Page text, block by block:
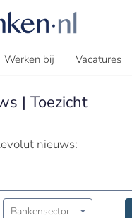
Werken bij Vacatures
| Toezicht
nieuws:
Bankensector